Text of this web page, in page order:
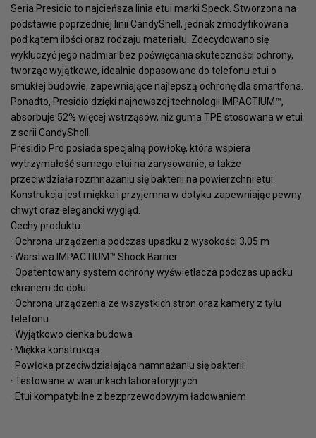
Seria Presidio to najcieńsza linia etui marki Speck. Stworzona na
podstawie poprzedniej linii CandyShell, jednak zmodyfikowana
pod kątem ilości oraz rodzaju materiału. Zdecydowano się
wykluczyć jego nadmiar bez poświęcania skuteczności ochrony,
tworząc wyjątkowe, idealnie dopasowane do telefonu etui o
smukłej budowie, zapewniające najlepszą ochronę dla smartfona.
Ponadto, Presidio dzięki najnowszej technologii IMPACTIUM™,
absorbuje 52% więcej wstrząsów, niż guma TPE stosowana w etui
z serii CandyShell.
Presidio Pro posiada specjalną powłokę, która wspiera
wytrzymałość samego etui na zarysowanie, a także
przeciwdziała rozmnażaniu się bakterii na powierzchni etui.
Konstrukcja jest miękka i przyjemna w dotyku zapewniając pewny
chwyt oraz elegancki wygląd.
Cechy produktu:
· Ochrona urządzenia podczas upadku z wysokości 3,05 m
· Warstwa IMPACTIUM™ Shock Barrier
· Opatentowany system ochrony wyświetlacza podczas upadku
ekranem do dołu
· Ochrona urządzenia ze wszystkich stron oraz kamery z tyłu
telefonu
· Wyjątkowo cienka budowa
· Miękka konstrukcja
· Powłoka przeciwdziałająca namnażaniu się bakterii
· Testowane w warunkach laboratoryjnych
· Etui kompatybilne z bezprzewodowym ładowaniem